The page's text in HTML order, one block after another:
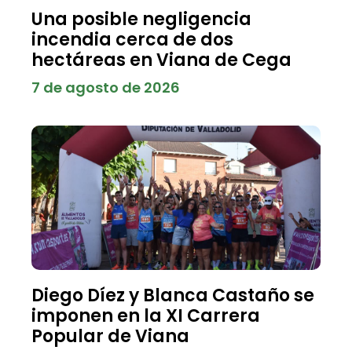
Una posible negligencia
incendia cerca de dos
hectáreas en Viana de Cega
7 de agosto de 2026
Diego Díez y Blanca Castaño se
imponen en la XI Carrera
Popular de Viana